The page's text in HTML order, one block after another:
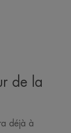
de la
déjà à